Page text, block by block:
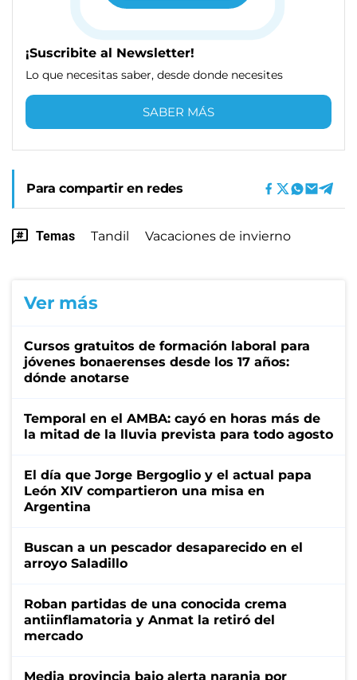
¡Suscribite al Newsletter!
Lo que necesitas saber, desde donde necesites
SABER MÁS
Para compartir en redes
Temas Tandil Vacaciones de invierno
Ver más
Cursos gratuitos de formación laboral para
jóvenes bonaerenses desde los 17 años:
dónde anotarse
Temporal en el AMBA: cayó en horas más de
la mitad de la lluvia prevista para todo agosto
El día que Jorge Bergoglio y el actual papa
León XIV compartieron una misa en
Argentina
Buscan a un pescador desaparecido en el
arroyo Saladillo
Roban partidas de una conocida crema
antiinflamatoria y Anmat la retiró del
mercado
Media provincia bajo alerta naranja por